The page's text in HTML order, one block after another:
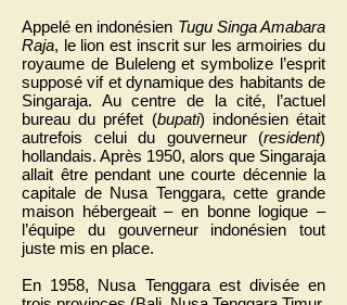
Appelé en indonésien Tugu Singa Amabara
Raja, le lion est inscrit sur les armoiries du
royaume de Buleleng et symbolize l’esprit
supposé vif et dynamique des habitants de
Singaraja. Au centre de la cité, l’actuel
bureau du préfet (bupati) indonésien était
autrefois celui du gouverneur (resident)
hollandais. Après 1950, alors que Singaraja
allait être pendant une courte décennie la
capitale de Nusa Tenggara, cette grande
maison hébergeait – en bonne logique –
l’équipe du gouverneur indonésien tout
juste mis en place.
En 1958, Nusa Tenggara est divisée en